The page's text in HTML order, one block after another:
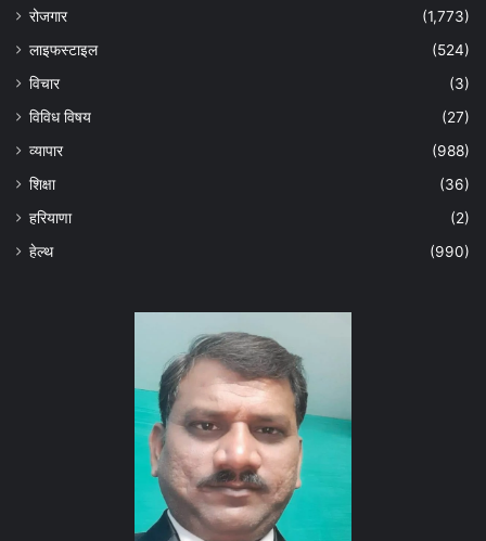
रोजगार
(1,773)
लाइफस्टाइल
(524)
विचार
(3)
विविध विषय
(27)
व्यापार
(988)
शिक्षा
(36)
हरियाणा
(2)
हेल्‍थ
(990)